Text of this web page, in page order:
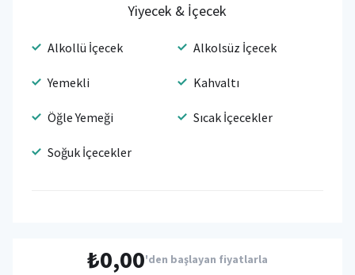
Yiyecek & İçecek
Alkollü İçecek Alkolsüz İçecek
Yemekli Kahvaltı
Öğle Yemeği Sıcak İçecekler
Soğuk İçecekler
₺0,00'den başlayan fiyatlarla